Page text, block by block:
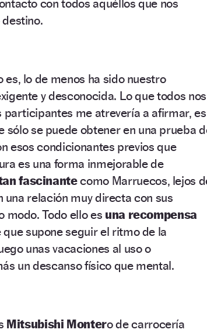
con todos aquéllos que nos
es, lo de menos ha sido nuestro
y desconocida. Lo que todos nos
participantes me atrevería a afirmar, es
sólo se puede obtener en una prueba
esos condicionantes previos que
es una forma inmejorable de
fascinantecomo Marruecos, lejos
relación muy directa con sus
modo. Todo ello es una recompensa
supone seguir el ritmo de la
unas vacaciones al uso o
un descanso físico que mental.
Mitsubishi Montero de carrocería